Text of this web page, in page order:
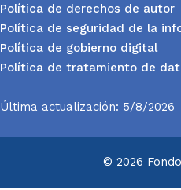
Política de derechos de autor
Política de seguridad de la
Política de gobierno digital
Política de tratamiento de
Última actualización: 5/8/2026
© 2026